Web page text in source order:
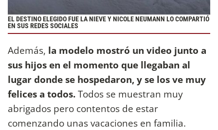
EL DESTINO ELEGIDO FUE LA NIEVE Y NICOLE NEUMANN LO COMPARTIÓ
EN SUS REDES SOCIALES
Además, la modelo mostró un video junto a
sus hijos en el momento que llegaban al
lugar donde se hospedaron, y se los ve muy
felices a todos.Todos se muestran muy
abrigados pero contentos de estar
comenzando unas vacaciones en familia.